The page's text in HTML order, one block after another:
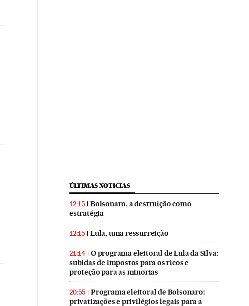
ÚLTIMAS NOTICIAS
12:15
Bolsonaro, a destruição como
estratégia
12:15 Lula, uma ressurreição
21:14
O programa eleitoral de Lula da Silva:
subidas de impostos para os ricos e
proteção para as minorias
20:55
Programa eleitoral de Bolsonaro:
privatizações e privilégios legais para a